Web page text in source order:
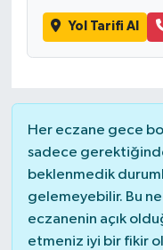
Yol Tarifi Al
Her eczane gece
sadece
beklenmedik
gelemeyebilir. Bu
eczanenin açık
etmeniz iyi bir fikir
Bilim, Teknoloji